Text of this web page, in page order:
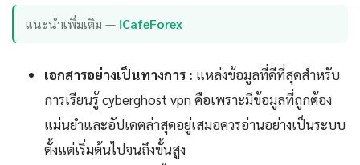
แนะนำเพิ่มเติม — iCafeForex
เอกสารอย่างเป็นทางการ : แหล่งข้อมูลที่ดีที่สุดสำหรับ
การเรียนรู้ cyberghost vpn คือเพราะมีข้อมูลที่ถูกต้อง
แม่นยำและอัปเดตล่าสุดอยู่เสมอควรอ่านอย่างเป็นระบบ
ตั้งแต่เริ่มต้นไปจนถึงขั้นสูง